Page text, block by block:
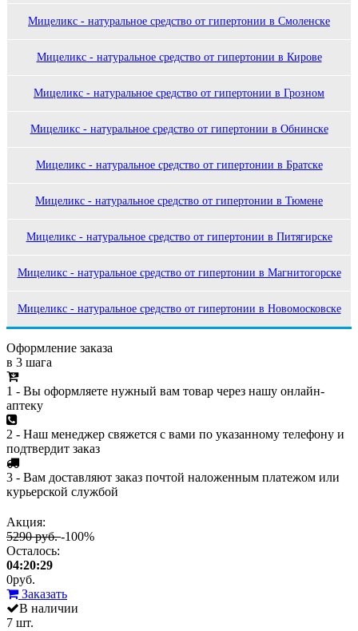
Мицеликс - натуральное средство от гипертонии в Смоленске
Мицеликс - натуральное средство от гипертонии в Кирове
Мицеликс - натуральное средство от гипертонии в Грозном
Мицеликс - натуральное средство от гипертонии в Обнинске
Мицеликс - натуральное средство от гипертонии в Братске
Мицеликс - натуральное средство от гипертонии в Тюмене
Мицеликс - натуральное средство от гипертонии в Питягирске
Мицеликс - натуральное средство от гипертонии в Магнитогорске
Мицеликс - натуральное средство от гипертонии в Новомосковске
Оформление заказа
в 3 шага
1 - Вы оформляете нужный вам товар через нашу онлайн-
аптеку
2 - Наш менеджер свяжется с вами по указанному телефону и
подтвердит заказ
3 - Вам доставляют заказ почтой наложенным платежом или
курьерской службой
Акция:
5290 руб.-100%
Осталось:
04:20:29
0руб.
Заказать
В наличии
7 шт.